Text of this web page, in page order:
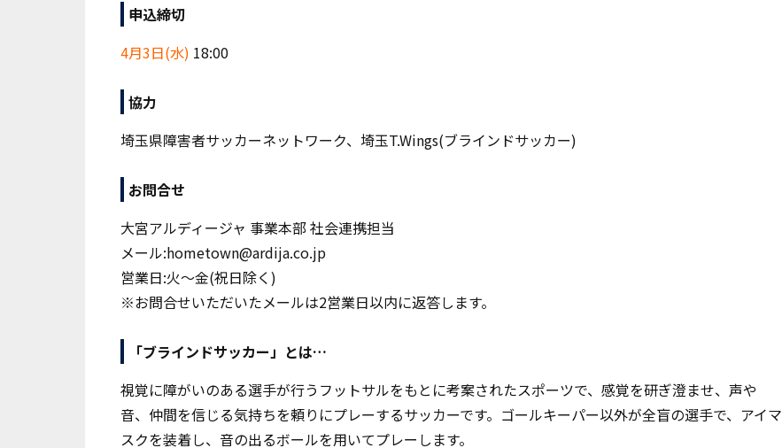
申込締切
4月3日(水) 18:00
協力
埼玉県障害者サッカーネットワーク、埼玉T.Wings(ブラインドサッカー)
お問合せ
大宮アルディージャ 事業本部 社会連携担当
メール:hometown@ardija.co.jp
営業日:火～金(祝日除く)
※お問合せいただいたメールは2営業日以内に返答します。
「ブラインドサッカー」とは…
視覚に障がいのある選手が行うフットサルをもとに考案されたスポーツで、感覚を研ぎ澄ませ、声や
音、仲間を信じる気持ちを頼りにプレーするサッカーです。ゴールキーパー以外が全盲の選手で、アイマ
スクを装着し、音の出るボールを用いてプレーします。